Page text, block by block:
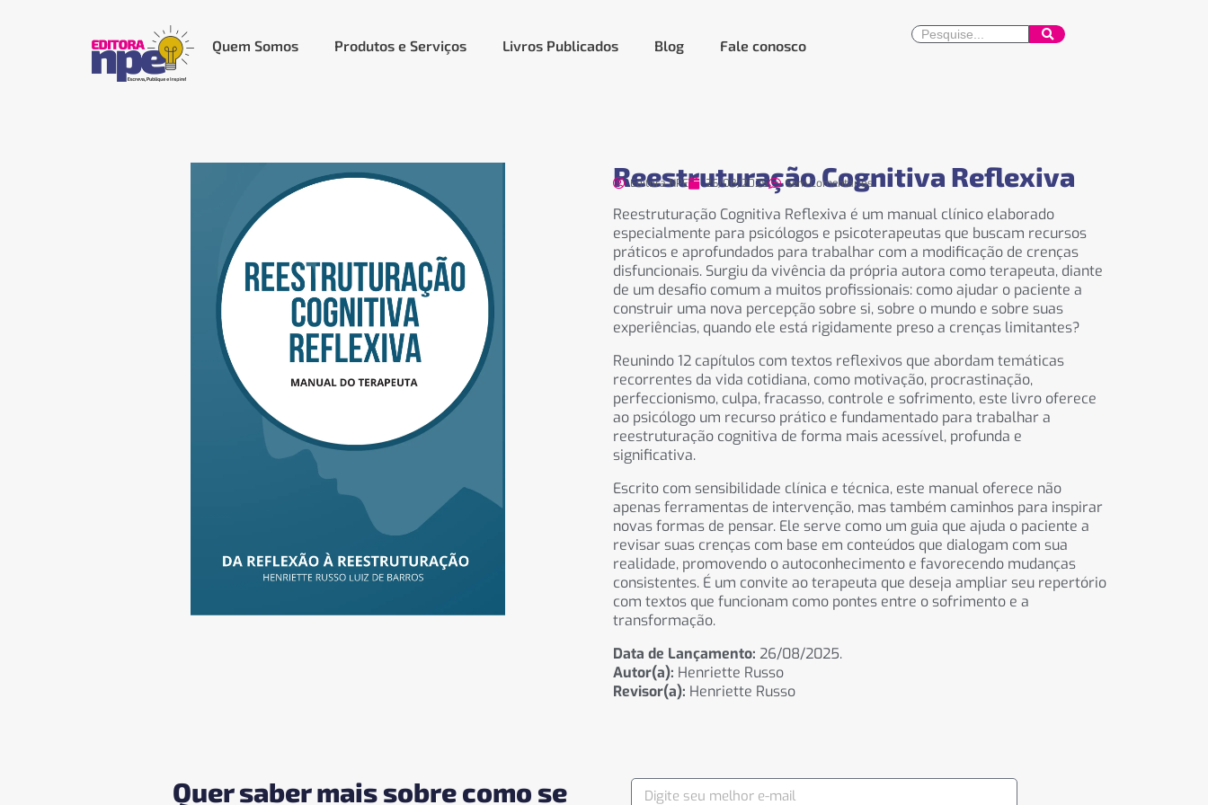
Quem Somos Produtos e Serviços Livros Publicados Blog Fale conosco
Reestruturação Cognitiva Reflexiva
Editora NPE 26/08/2025 Sem Comentários
Reestruturação Cognitiva Reflexiva é um manual clínico elaborado
especialmente para psicólogos e psicoterapeutas que buscam recursos
práticos e aprofundados para trabalhar com a modificação de crenças
disfuncionais. Surgiu da vivência da própria autora como terapeuta, diante
de um desafio comum a muitos profissionais: como ajudar o paciente a
construir uma nova percepção sobre si, sobre o mundo e sobre suas
experiências, quando ele está rigidamente preso a crenças limitantes?
Reunindo 12 capítulos com textos reflexivos que abordam temáticas
recorrentes da vida cotidiana, como motivação, procrastinação,
perfeccionismo, culpa, fracasso, controle e sofrimento, este livro oferece
ao psicólogo um recurso prático e fundamentado para trabalhar a
reestruturação cognitiva de forma mais acessível, profunda e
significativa.
Escrito com sensibilidade clínica e técnica, este manual oferece não
apenas ferramentas de intervenção, mas também caminhos para inspirar
novas formas de pensar. Ele serve como um guia que ajuda o paciente a
revisar suas crenças com base em conteúdos que dialogam com sua
realidade, promovendo o autoconhecimento e favorecendo mudanças
consistentes. É um convite ao terapeuta que deseja ampliar seu repertório
com textos que funcionam como pontes entre o sofrimento e a
transformação.
Data de Lançamento: 26/08/2025.
Autor(a): Henriette Russo
Revisor(a): Henriette Russo
Quer saber mais sobre como se